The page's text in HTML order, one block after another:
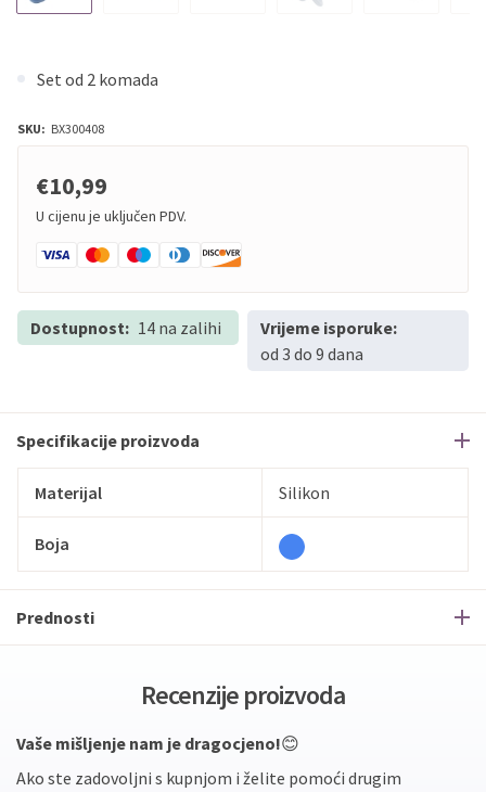
Set od 2 komada
SKU: BX300408
€10,99
U cijenu je uključen PDV.
Dostupnost: 14 na zalihi
Vrijeme isporuke:
od 3 do 9 dana
Specifikacije proizvoda
Materijal Silikon
Boja
Prednosti
Recenzije proizvoda
Vaše mišljenje nam je dragocjeno!😊
Ako ste zadovoljni s kupnjom i želite pomoći drugim